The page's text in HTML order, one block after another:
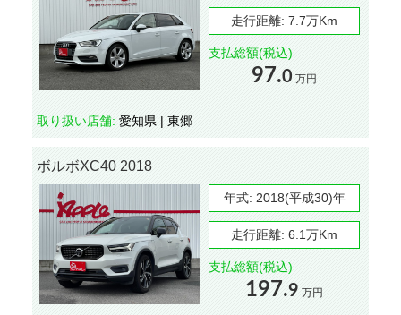
走行距離: 7.7万Km
支払総額(税込)
97.0 万円
取り扱い店舗: 愛知県 | 東郷
ボルボXC40 2018
年式: 2018(平成30)年
走行距離: 6.1万Km
支払総額(税込)
197.9 万円